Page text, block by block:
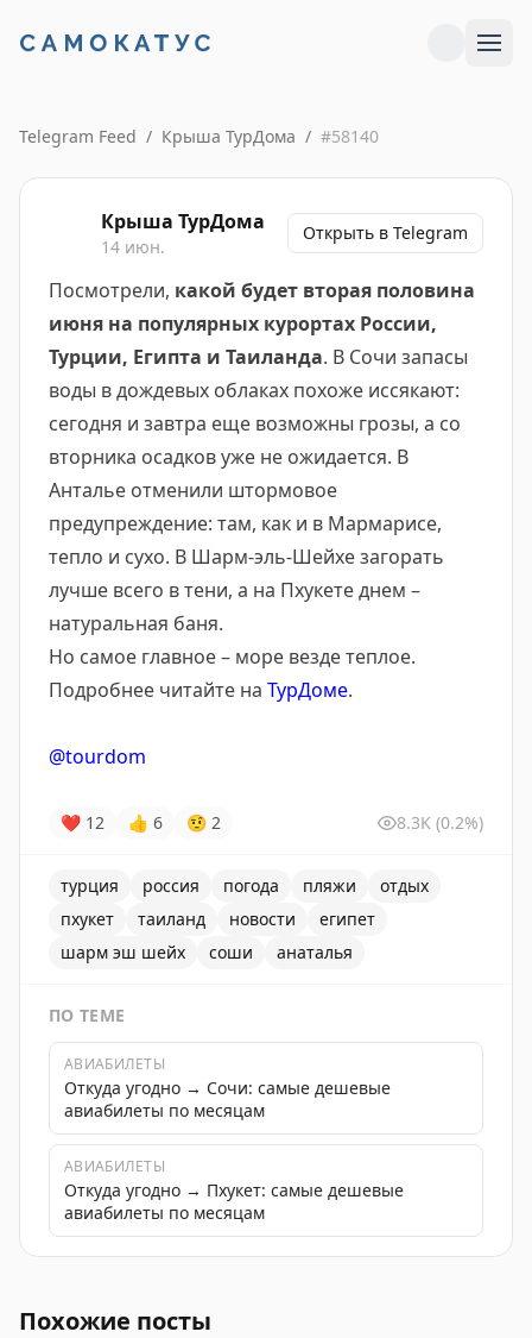
Telegram Feed / Крыша ТурДома / #58140
Крыша ТурДома
14 июн.
Открыть в Telegram
Посмотрели, какой будет вторая половина
июня на популярных курортах России,
Турции, Египта и Таиланда. В Сочи запасы
воды в дождевых облаках похоже иссякают:
сегодня и завтра еще возможны грозы, а со
вторника осадков уже не ожидается. В
Анталье отменили штормовое
предупреждение: там, как и в Мармарисе,
тепло и сухо. В Шарм-эль-Шейхе загорать
лучше всего в тени, а на Пхукете днем –
натуральная баня.
Но самое главное – море везде теплое.
Подробнее читайте на ТурДоме.
@tourdom
❤ 12 👍 6 🤨 2 8.3K (0.2%)
турция россия погода пляжи
отдых
пхукет
таиланд новости
египет
шарм эш шейх
соши анаталья
ПО ТЕМЕ
АВИАБИЛЕТЫ
Откуда угодно → Сочи: самые дешевые
авиабилеты по месяцам
АВИАБИЛЕТЫ
Откуда угодно → Пхукет: самые дешевые
авиабилеты по месяцам
Похожие посты